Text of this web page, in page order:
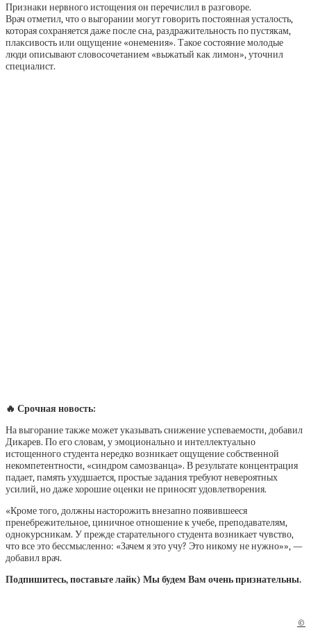
Признаки нервного истощения он перечислил в разговоре.
Врач отметил, что о выгорании могут говорить постоянная усталость,
которая сохраняется даже после сна, раздражительность по пустякам,
плаксивость или ощущение «онемения». Такое состояние молодые
люди описывают словосочетанием «выжатый как лимон», уточнил
специалист.
🔥 Срочная новость:
На выгорание также может указывать снижение успеваемости, добавил
Дикарев. По его словам, у эмоционально и интеллектуально
истощенного студента нередко возникает ощущение собственной
некомпетентности, «синдром самозванца». В результате концентрация
падает, память ухудшается, простые задания требуют невероятных
усилий, но даже хорошие оценки не приносят удовлетворения.
«Кроме того, должны насторожить внезапно появившееся
пренебрежительное, циничное отношение к учебе, преподавателям,
однокурсникам. У прежде старательного студента возникает чувство,
что все это бессмысленно: «Зачем я это учу? Это никому не нужно»», —
добавил врач.
Подпишитесь, поставьте лайк) Мы будем Вам очень признательны.
©